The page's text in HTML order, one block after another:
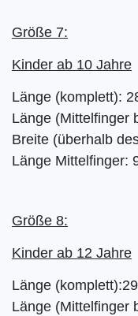
Größe 7:
Kinder ab 10 Jahre
Länge (komplett):
Länge (Mittelfinger
Breite (überhalb
Länge Mittelfinger:
Größe 8:
Kinder ab 12 Jahre
Länge
Länge (Mittelfinger